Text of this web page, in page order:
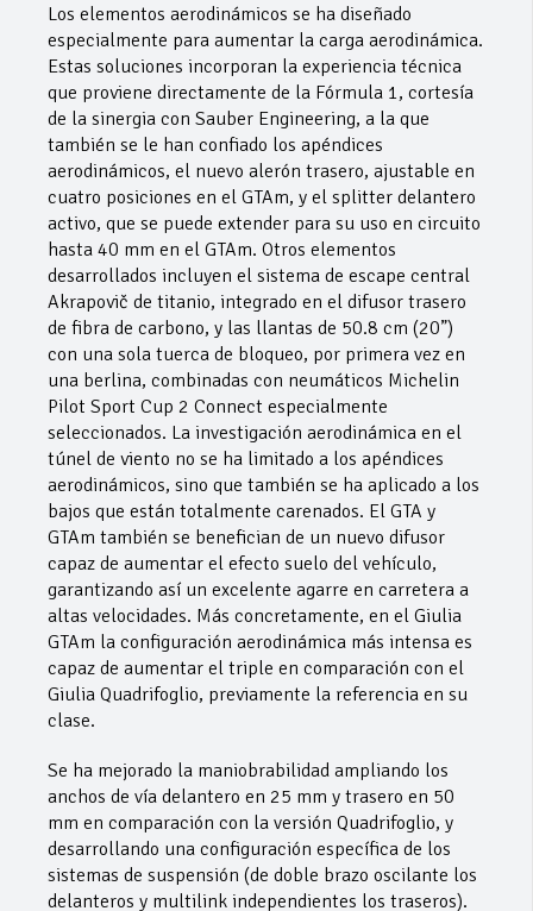
Los elementos aerodinámicos se ha diseñado
especialmente para aumentar la carga aerodinámica.
Estas soluciones incorporan la experiencia técnica
que proviene directamente de la Fórmula 1, cortesía
de la sinergia con Sauber Engineering, a la que
también se le han confiado los apéndices
aerodinámicos, el nuevo alerón trasero, ajustable en
cuatro posiciones en el GTAm, y el splitter delantero
activo, que se puede extender para su uso en circuito
hasta 40 mm en el GTAm. Otros elementos
desarrollados incluyen el sistema de escape central
Akrapovič de titanio, integrado en el difusor trasero
de fibra de carbono, y las llantas de 50.8 cm (20”)
con una sola tuerca de bloqueo, por primera vez en
una berlina, combinadas con neumáticos Michelin
Pilot Sport Cup 2 Connect especialmente
seleccionados. La investigación aerodinámica en el
túnel de viento no se ha limitado a los apéndices
aerodinámicos, sino que también se ha aplicado a los
bajos que están totalmente carenados. El GTA y
GTAm también se benefician de un nuevo difusor
capaz de aumentar el efecto suelo del vehículo,
garantizando así un excelente agarre en carretera a
altas velocidades. Más concretamente, en el Giulia
GTAm la configuración aerodinámica más intensa es
capaz de aumentar el triple en comparación con el
Giulia Quadrifoglio, previamente la referencia en su
clase.
Se ha mejorado la maniobrabilidad ampliando los
anchos de vía delantero en 25 mm y trasero en 50
mm en comparación con la versión Quadrifoglio, y
desarrollando una configuración específica de los
sistemas de suspensión (de doble brazo oscilante los
delanteros y multilink independientes los traseros).